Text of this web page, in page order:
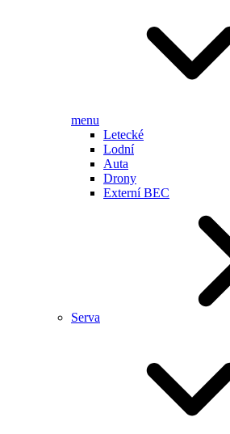
menu
Letecké
Lodní
Auta
Drony
Externí BEC
Serva